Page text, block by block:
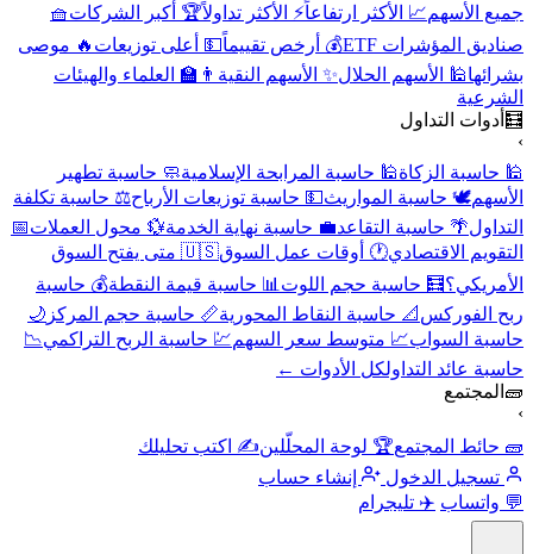
جميع الأسهم📈 الأكثر ارتفاعاً⚡ الأكثر تداولاً🏆 أكبر الشركات🧺
صناديق المؤشرات ETF
💰 أرخص تقييماً💵 أعلى توزيعات🔥 موصى
بشرائها🕌 الأسهم الحلال ✨ الأسهم النقية👨‍🏫 العلماء والهيئات
الشرعية
🧮أدوات التداول
🕌 حاسبة الزكاة🕌 حاسبة المرابحة الإسلامية🧼 حاسبة تطهير
الأسهم🕊️ حاسبة المواريث💵 حاسبة توزيعات الأرباح⚖️ حاسبة تكلفة
التداول 🌴 حاسبة التقاعد💼 حاسبة نهاية الخدمة💱 محول العملات📅
التقويم الاقتصادي🕐 أوقات عمل السوق
🇺🇸 متى يفتح السوق
الأمريكي؟🧮 حاسبة حجم اللوت📊 حاسبة قيمة النقطة💰 حاسبة
ربح الفوركس 📐 حاسبة النقاط المحورية📏 حاسبة حجم المركز 🌙
حاسبة السواب📈 متوسط سعر السهم💹 حاسبة الربح التراكمي 📉
حاسبة عائد التداولكل الأدوات ←
🧱المجتمع
🧱 حائط المجتمع🏆 لوحة المحلّلين✍️ اكتب تحليلك
تسجيل الدخول
إنشاء حساب
💬 واتساب ✈️ تليجرام